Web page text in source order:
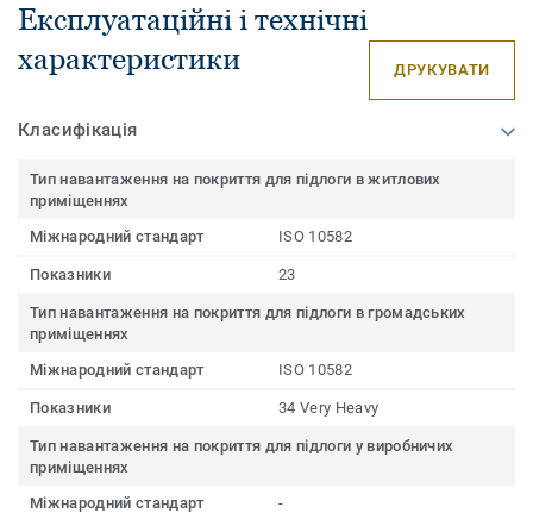
Експлуатаційні і технічні
характеристики
ДРУКУВАТИ
Класифікація
Тип навантаження на покриття для підлоги в житлових
приміщеннях
Міжнародний стандарт
ISO 10582
Показники 23
Тип навантаження на покриття для підлоги в громадських
приміщеннях
Міжнародний стандарт
ISO 10582
Показники 34 Very Heavy
Тип навантаження на покриття для підлоги у виробничих
приміщеннях
Міжнародний стандарт
-